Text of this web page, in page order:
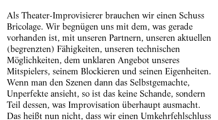
Als Theater-Improvisierer brauchen wir einen Schuss
Bricolage. Wir begnügen uns mit dem, was gerade
vorhanden ist, mit unseren Partnern, unseren aktuellen
(begrenzten) Fähigkeiten, unseren technischen
Möglichkeiten, dem unklaren Angebot unseres
Mitspielers, seinem Blockieren und seinen Eigenheiten.
Wenn man den Szenen dann das Selbstgemachte,
Unperfekte ansieht, so ist das keine Schande, sondern
Teil dessen, was Improvisation überhaupt ausmacht.
Das heißt nun nicht, dass wir einen Umkehrfehlschluss